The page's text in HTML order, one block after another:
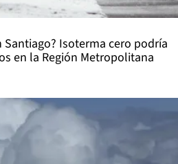
Santiago? Isoterma cero podría
en la Región Metropolitana